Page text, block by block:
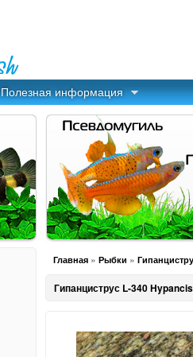
Полезная информация
Главная » Рыбки »
Гипанциструс L-340